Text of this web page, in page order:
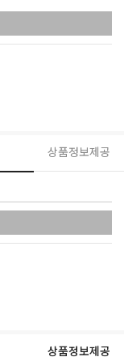
상품정보제공
상품정보제공